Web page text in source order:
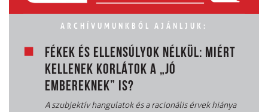
ARCHÍVUMUNKBÓL AJÁNLJUK:
FÉKEK ÉS ELLENSÚLYOK NÉLKÜL: MIÉRT
KELLENEK KORLÁTOK A „JÓ
EMBEREKNEK” IS?
A szubjektív hangulatok és a racionális érvek hiánya